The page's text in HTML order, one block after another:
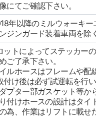
にてご確認下さい。
年以降のミルウォーキ
ジンガード装着車両を除
ットによってステッカー
ご了承下さい。
ルホースはフレームや配
付け後は必ず試運転を行い
プター部ガスケット等か
付けホースの設計はタイ
為、作業はリフトに載せ